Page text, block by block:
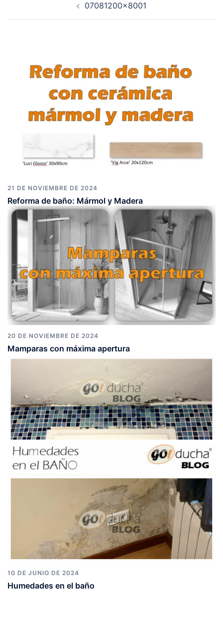
07081200×8001
21 DE NOVIEMBRE DE 2024
Reforma de baño: Mármol y Madera
20 DE NOVIEMBRE DE 2024
Mamparas con máxima apertura
10 DE JUNIO DE 2024
Humedades en el baño